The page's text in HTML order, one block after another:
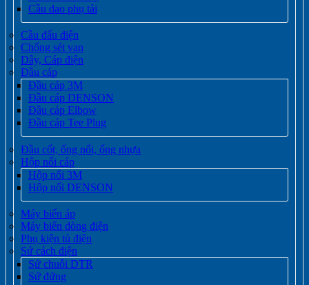
Cầu dao phụ tải
Cầu đấu điện
Chống sét van
Dây, Cáp điện
Đầu cáp
Đầu cáp 3M
Đầu cáp DENSON
Đầu cáp Elbow
Đầu cáp Tee Plug
Đầu cốt, ống nối, ống nhựa
Hộp nối cáp
Hộp nối 3M
Hộp nối DENSON
Máy biến áp
Máy biến dòng điện
Phụ kiện tủ điện
Sứ cách điện
Sứ chuỗi DTR
Sứ đứng